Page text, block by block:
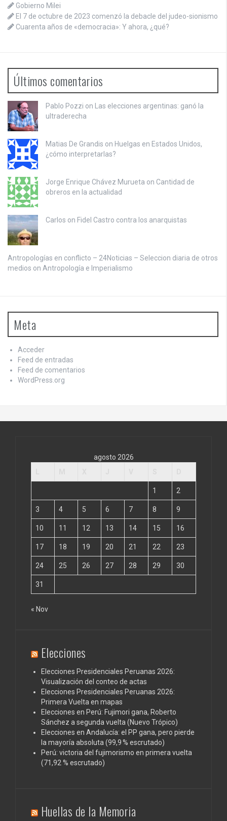
Gobierno Milei
El 7 de octubre de 2023 comenzó la debacle del judeo-sionismo
Cuarenta años de «democracia»: Y ahora, ¿qué?
Últimos comentarios
Pablo Pozzi on Las elecciones argentinas: ganó la
ultraderecha
Matias De Grandis on Huelgas en Estados Unidos,
¿cómo interpretarlas?
Jorge Enrique Chávez Murueta on Cantidad de
obreros en la actualidad
Carlos on Fidel Castro contra los anarquistas
Antropologías en conflicto – 24Noticias – Seleccion diaria de otros
medios on Antropología e Imperialismo
Meta
Acceder
Feed de entradas
Feed de comentarios
WordPress.org
agosto 2026
1 2
3 4 5 6 7 8 9
10 11 12 13 14 15 16
17 18 19 20 21 22 23
24 25 26 27 28 29 30
31
« Nov
Elecciones
Elecciones Presidenciales Peruanas 2026:
Visualización del conteo de actas
Elecciones Presidenciales Peruanas 2026:
Primera Vuelta en mapas
Elecciones en Perú: Fujimori gana, Roberto
Sánchez a segunda vuelta (Nuevo Trópico)
Elecciones en Andalucía: el PP gana, pero pierde
la mayoría absoluta (99,9 % escrutado)
Perú: victoria del fujimorismo en primera vuelta
(71,92 % escrutado)
Huellas de la Memoria